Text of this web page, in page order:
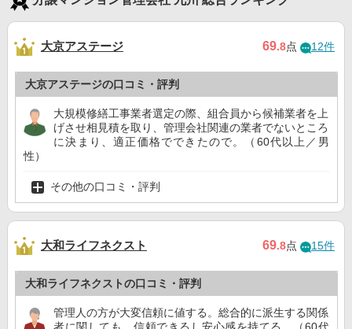
大京アステージ 69.8点 12件
大京アステージの口コミ・評判
大規模修繕工事業者選定の際、組合員から候補業者を上
げさせ相見積を取り、管理会社関連の業者でないところ
に決まり、適正価格でできたので。（60代以上／男
性）
その他の口コミ・評判
大和ライフネクスト 69.8点 15件
大和ライフネクストの口コミ・評判
管理人の方が大変信頼に値する。総合的に派生する関係